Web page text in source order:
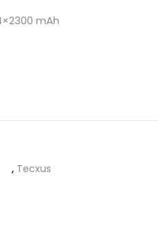
mAh
, Tecxus